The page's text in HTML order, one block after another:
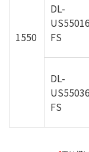
1550
DL-
FS
DL-
FS